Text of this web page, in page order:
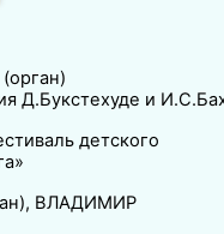
Д.Букстехуде и
детского
ВЛАДИМИР